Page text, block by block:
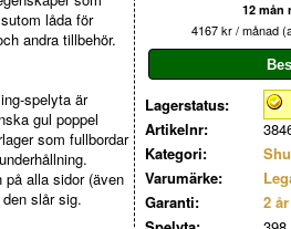
12 mån
4167 kr / månad
Lagerstatus:
Artikelnr:
Kategori:
Varumärke:
Garanti:
2 år
låda för
andra tillbehör.
spelyta är
gul poppel
som fullbordar
på alla sidor (även
slår sig.